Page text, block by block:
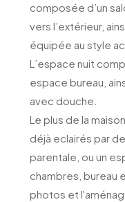
composée d’un
vers l’extérieur,
équipée au style
L’espace nuit
espace bureau,
avec douche.
Le plus de la
déjà eclairés par
parentale, ou un
chambres, bureau
photos et